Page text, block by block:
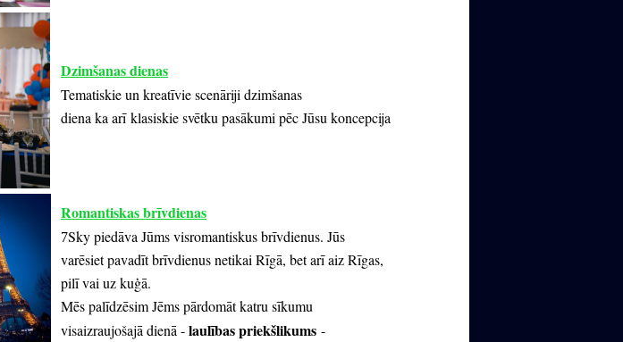
Dzimšanas dienas
Tematiskie un kreatīvie scenāriji dzimšanas
diena ka arīklasiskie svētku pasākumi pēc Jūsu koncepcija
Romantiskas brīvdienas
7Sky piedāva Jūms visromantiskus brīvdienus. Jūs
varēsiet pavadīt brīvdienus netikai Rīgā, bet arī aiz Rīgas,
pilī vai uz kuģā.
Mēspalīdzēsim Jēmspārdomātkatru sīkumu
visaizraujošajā dienā -laulībaspriekšlikums -